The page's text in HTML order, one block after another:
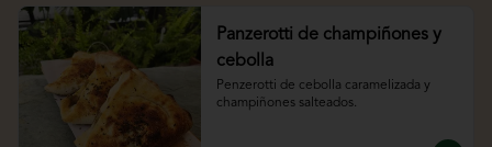
Panzerotti de champiñones y
cebolla
Penzerotti de cebolla caramelizada y
champiñones salteados.